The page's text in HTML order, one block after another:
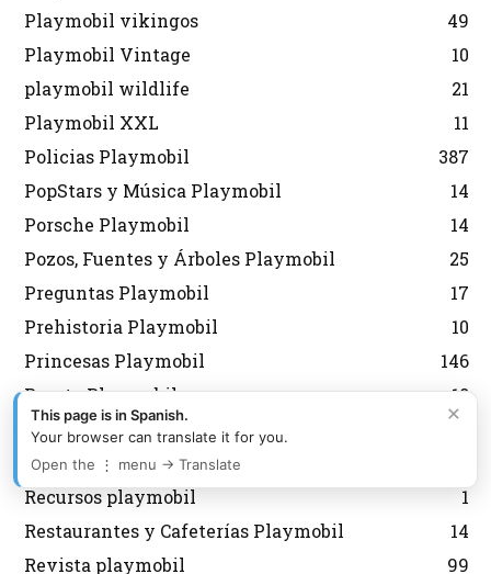
Playmobil vikingos
49
Playmobil Vintage
10
playmobil wildlife
21
Playmobil XXL
11
Policias Playmobil
387
PopStars y Música Playmobil
14
Porsche Playmobil
14
Pozos, Fuentes y Árboles Playmobil
25
Preguntas Playmobil
17
Prehistoria Playmobil
10
Princesas Playmobil
146
Puerto Playmobil
18
Puzzles Playmobil
Quedadas Playmobil
Recursos playmobil
1
Restaurantes y Cafeterías Playmobil
14
Revista playmobil
99
×
This page is in Spanish.
Your browser can translate it for you.
Open the ⋮ menu → Translate